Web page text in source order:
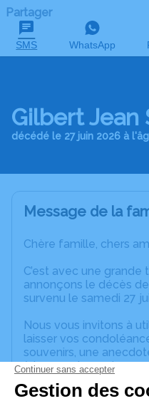
Partager
SMS WhatsApp
Gilbert Jean
décédé le 27 juin 2026 à
Message de la
Chère famille, chers
C’est avec une
annonçons le décès
survenu le samedi 27
Nous vous invitons à
laisser vos
souvenirs, une
à travers des poèmes
est un lieu
mémoire de Gilbert